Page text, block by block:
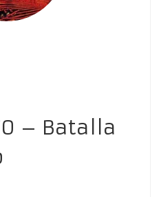
– Batalla